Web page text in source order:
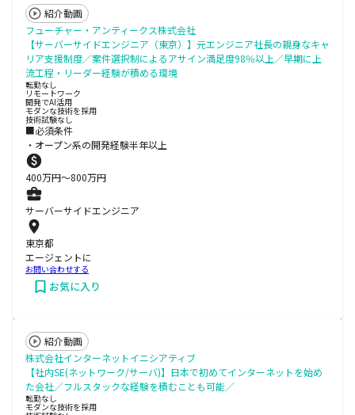
紹介動画
フューチャー・アンティークス株式会社
【サーバーサイドエンジニア（東京）】元エンジニア社長の親身なキャ
リア支援制度／案件選択制によるアサイン満足度98％以上／早期に上
流工程・リーダー経験が積める環境
転勤なし
リモートワーク
開発でAI活用
モダンな技術を採用
技術試験なし
■必須条件
・オープン系の開発経験半年以上
400万円〜800万円
サーバーサイドエンジニア
東京都
エージェントに
お問い合わせする
お気に入り
紹介動画
株式会社インターネットイニシアティブ
【社内SE(ネットワーク/サーバ)】日本で初めてインターネットを始め
た会社／フルスタックな経験を積むことも可能／
転勤なし
モダンな技術を採用